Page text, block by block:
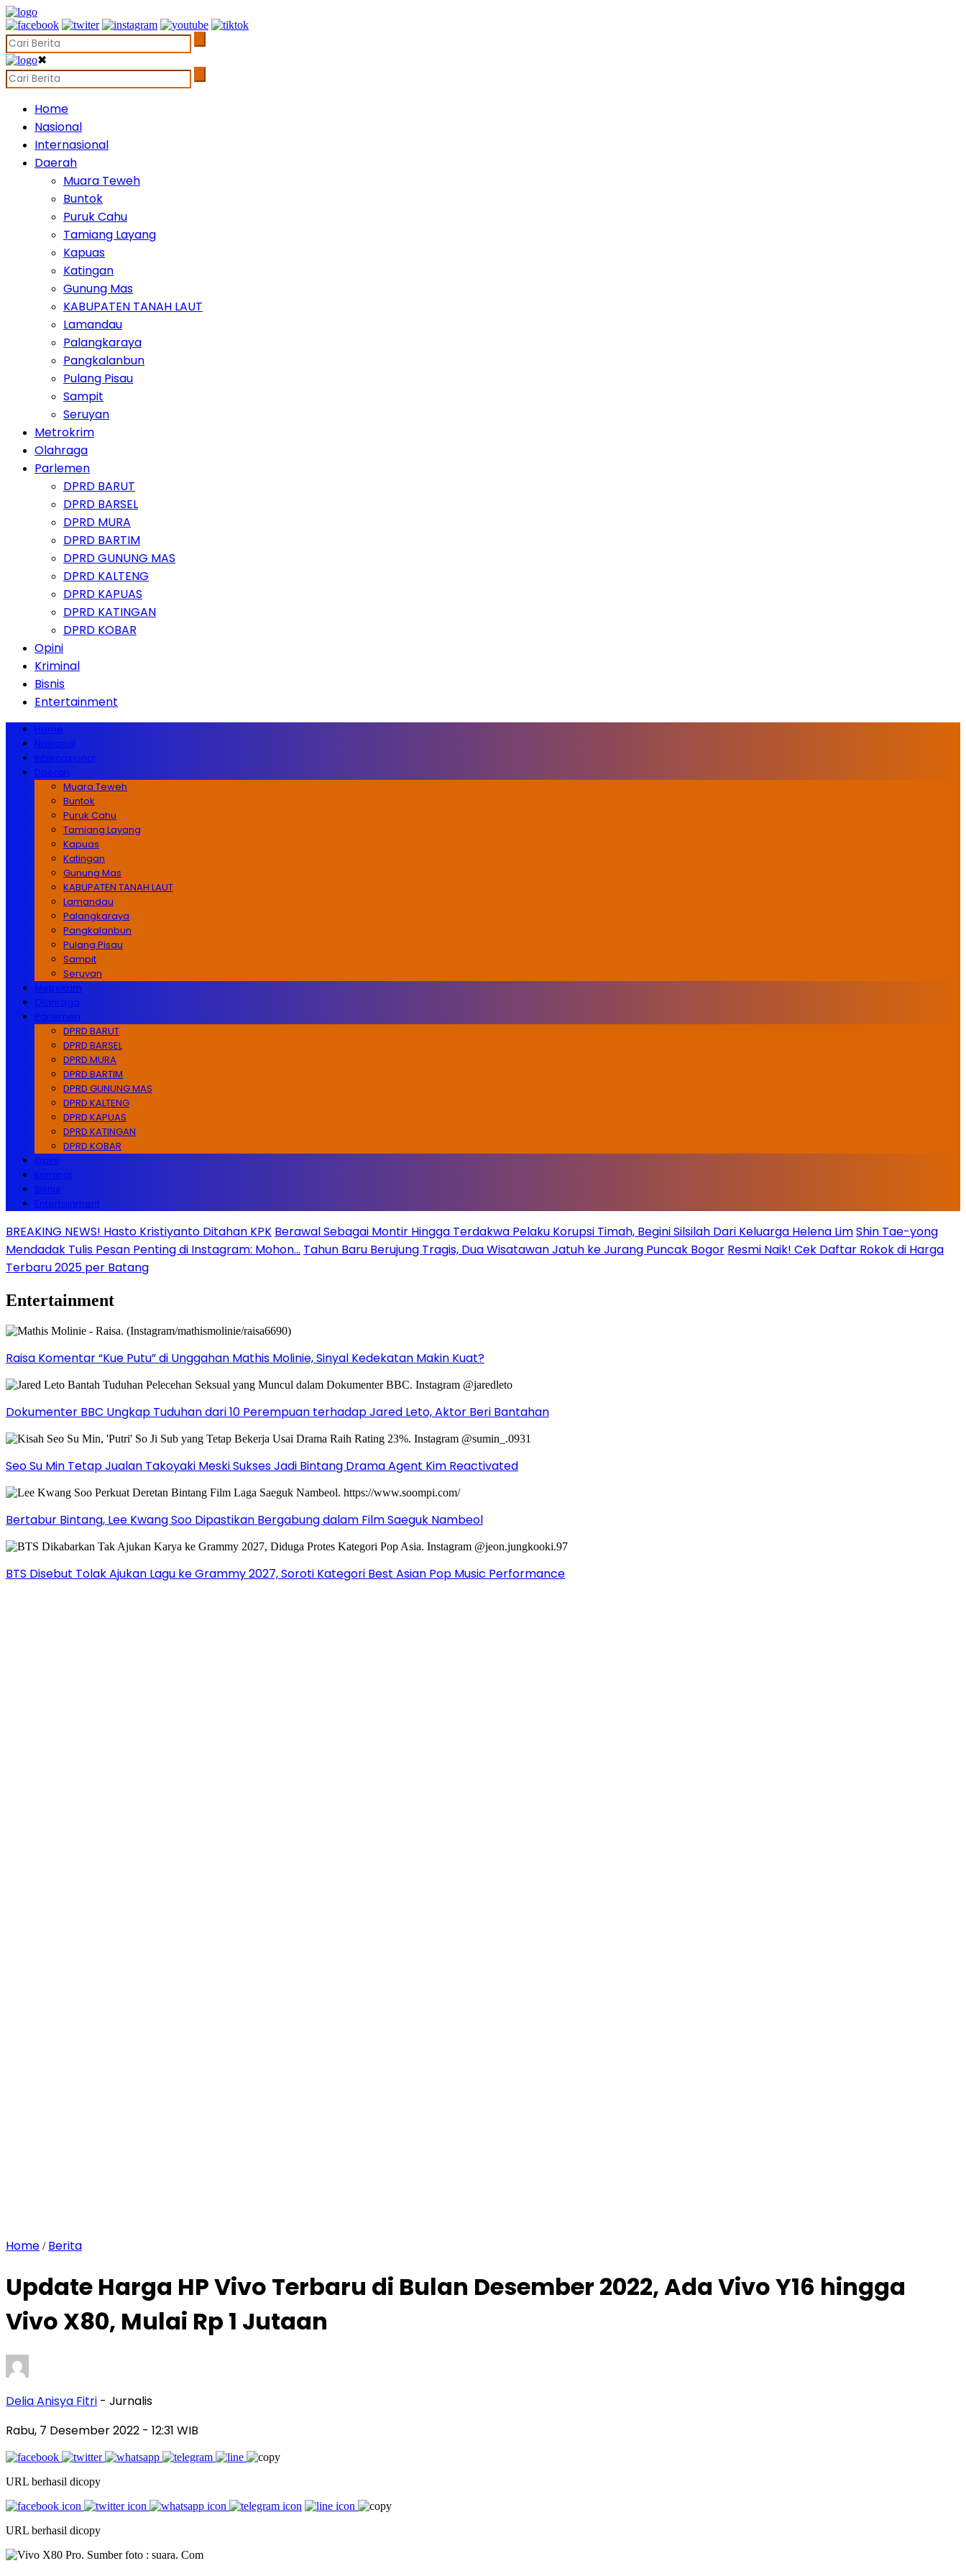
✖
Home
Nasional
Internasional
Daerah
Muara Teweh
Buntok
Puruk Cahu
Tamiang Layang
Kapuas
Katingan
Gunung Mas
KABUPATEN TANAH LAUT
Lamandau
Palangkaraya
Pangkalanbun
Pulang Pisau
Sampit
Seruyan
Metrokrim
Olahraga
Parlemen
DPRD BARUT
DPRD BARSEL
DPRD MURA
DPRD BARTIM
DPRD GUNUNG MAS
DPRD KALTENG
DPRD KAPUAS
DPRD KATINGAN
DPRD KOBAR
Opini
Kriminal
Bisnis
Entertainment
Home
Nasional
Internasional
Daerah
Muara Teweh
Buntok
Puruk Cahu
Tamiang Layang
Kapuas
Katingan
Gunung Mas
KABUPATEN TANAH LAUT
Lamandau
Palangkaraya
Pangkalanbun
Pulang Pisau
Sampit
Seruyan
Metrokrim
Olahraga
Parlemen
DPRD BARUT
DPRD BARSEL
DPRD MURA
DPRD BARTIM
DPRD GUNUNG MAS
DPRD KALTENG
DPRD KAPUAS
DPRD KATINGAN
DPRD KOBAR
Opini
Kriminal
Bisnis
Entertainment
BREAKING NEWS! Hasto Kristiyanto Ditahan KPK Berawal Sebagai Montir Hingga Terdakwa Pelaku Korupsi Timah, Begini Silsilah Dari Keluarga Helena LimShin Tae-yong
Mendadak Tulis Pesan Penting di Instagram: Mohon… Tahun Baru Berujung Tragis, Dua Wisatawan Jatuh ke Jurang Puncak Bogor Resmi Naik! Cek Daftar Rokok di Harga
Terbaru 2025 per Batang
Entertainment
Raisa Komentar “Kue Putu” di Unggahan Mathis Molinie, Sinyal Kedekatan Makin Kuat?
Dokumenter BBC Ungkap Tuduhan dari 10 Perempuan terhadap Jared Leto, Aktor Beri Bantahan
Seo Su Min Tetap Jualan Takoyaki Meski Sukses Jadi Bintang Drama Agent Kim Reactivated
Bertabur Bintang, Lee Kwang Soo Dipastikan Bergabung dalam Film Saeguk Nambeol
BTS Disebut Tolak Ajukan Lagu ke Grammy 2027, Soroti Kategori Best Asian Pop Music Performance
Home / Berita
Update Harga HP Vivo Terbaru di Bulan Desember 2022, Ada Vivo Y16 hingga
Vivo X80, Mulai Rp 1 Jutaan
Delia Anisya Fitri - Jurnalis
Rabu, 7 Desember 2022 - 12:31 WIB
URL berhasil dicopy
URL berhasil dicopy